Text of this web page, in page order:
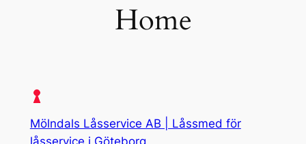
Home
Mölndals Låsservice AB | Låssmed för
låsservice i Göteborg